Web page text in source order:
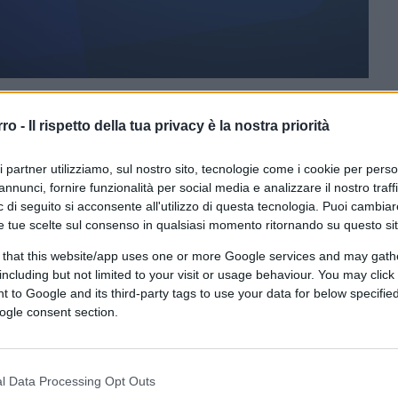
- Il rispetto della tua privacy è la nostra priorità
partner utilizziamo, sul nostro sito, tecnologie come i cookie per
fornire funzionalità per social media e analizzare il nostro
di seguito si acconsente all'utilizzo di questa tecnologia. Puoi
tue scelte sul consenso in qualsiasi momento ritornando su questo
that this website/app uses one or more Google services and may
but not limited to your visit or usage behaviour. You may
to Google and its third-party tags to use your data for below
consent section.
Data Processing Opt Outs
CLICCA QUI
dividono in due categorie:i furbi e i
ci sono gli altri che li fanno prosperare.
nel “Codice della vita italiana” aveva il
di lunga data che non si può certo dire
è molto più interconnesso e rapido
e può capitare di vedere anche, nel
da un capocomico e imparare presto il
rendersi conto in tempi brevi di essere
di certi ex primi ministri alla